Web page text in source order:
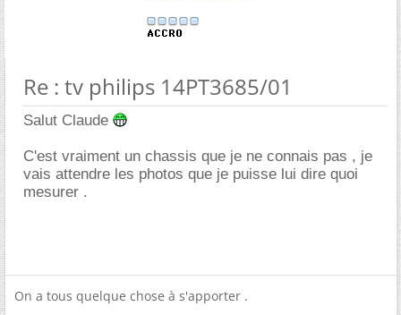
Re : tv philips 14PT3685/01
Salut Claude
C'est vraiment un chassis que je ne connais pas , je
vais attendre les photos que je puisse lui dire quoi
mesurer .
On a tous quelque chose à s'apporter .